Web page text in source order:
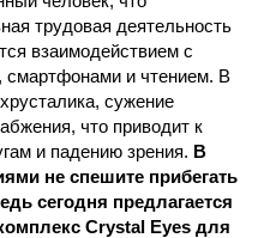
трудовая деятельность
взаимодействием с
смартфонами и чтением. В
сужение
что приводит к
и падению зрения. В
не спешите прибегать
сегодня предлагается
Crystal Eyes для